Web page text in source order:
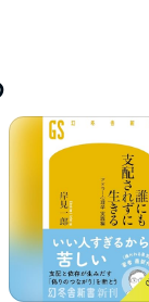
「エモさ（感情
上させるための
手半導体企業の
鈴木亜佐子氏。
調を崩した経験